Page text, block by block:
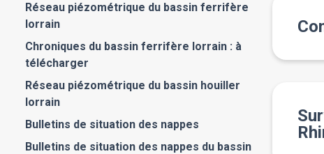
Réseau piézométrique du bassin ferrifère
lorrain
Chroniques du bassin ferrifère lorrain : à
télécharger
Réseau piézométrique du bassin houiller
lorrain
Bulletins de situation des nappes
Bulletins de situation des nappes du bassin